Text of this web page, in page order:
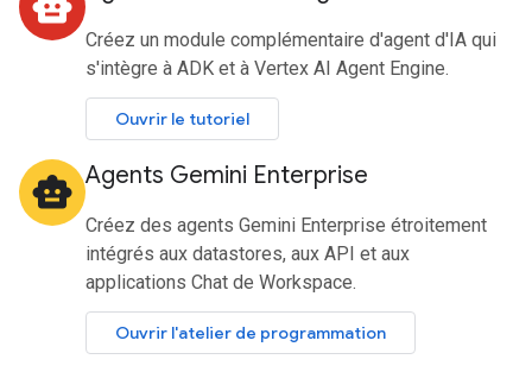
Créez un module complémentaire d'agent d'IA qui
s'intègre à ADK et à Vertex AI Agent Engine.
Ouvrir le tutoriel
smart_toy Agents Gemini Enterprise
Créez des agents Gemini Enterprise étroitement
intégrés aux datastores, aux API et aux
applications Chat de Workspace.
Ouvrir l'atelier de programmation